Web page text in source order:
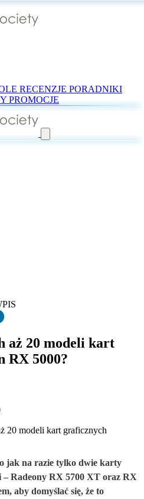
RECENZJE PORADNIKI
PROMOCJE
aż 20 modeli kart
RX 5000?
jak na razie tylko dwie karty
Radeony RX 5700 XT oraz RX
aby domyślać się, że to